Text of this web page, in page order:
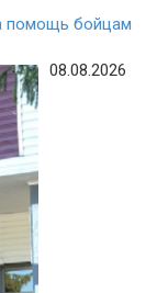
помощь бойцам
08.08.2026